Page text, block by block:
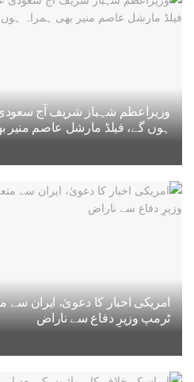
وزیراعظم شہباز شریف آج
ہوں گے، فیلڈ مارشل عاصم
امریکی اخبار کا دعویٰ، ایران سے
ٹرمپ وزیرِ دفاع سے ناراض